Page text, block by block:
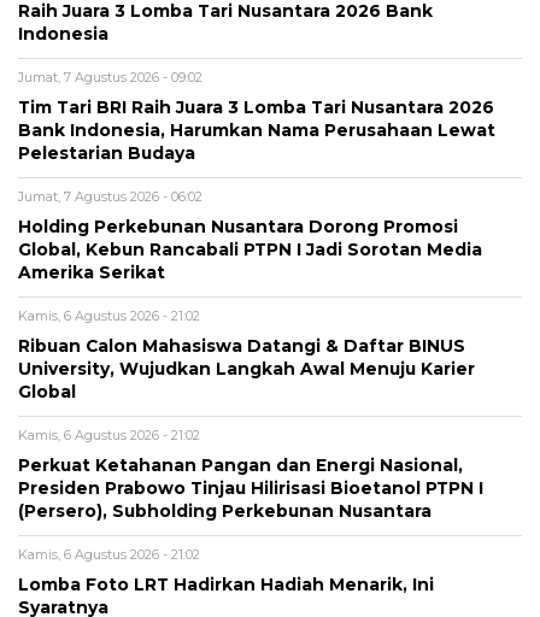
Raih Juara 3 Lomba Tari Nusantara 2026 Bank
Indonesia
Jumat, 7 Agustus 2026 - 09:02
Tim Tari BRI Raih Juara 3 Lomba Tari Nusantara 2026
Bank Indonesia, Harumkan Nama Perusahaan Lewat
Pelestarian Budaya
Jumat, 7 Agustus 2026 - 06:02
Holding Perkebunan Nusantara Dorong Promosi
Global, Kebun Rancabali PTPN I Jadi Sorotan Media
Amerika Serikat
Kamis, 6 Agustus 2026 - 21:02
Ribuan Calon Mahasiswa Datangi & Daftar BINUS
University, Wujudkan Langkah Awal Menuju Karier
Global
Kamis, 6 Agustus 2026 - 21:02
Perkuat Ketahanan Pangan dan Energi Nasional,
Presiden Prabowo Tinjau Hilirisasi Bioetanol PTPN I
(Persero), Subholding Perkebunan Nusantara
Kamis, 6 Agustus 2026 - 21:02
Lomba Foto LRT Hadirkan Hadiah Menarik, Ini
Syaratnya